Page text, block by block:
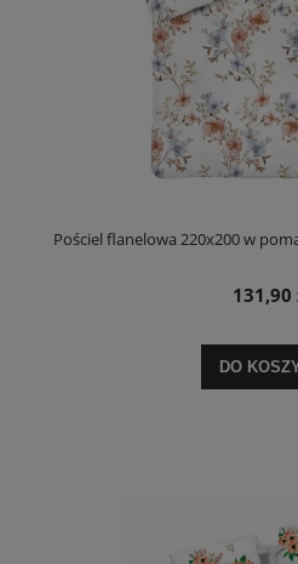
Pościel flanelowa 220x200 w
131,90
DO